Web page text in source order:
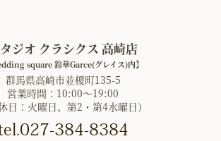
ジオ クラシクス 高崎店
square 鈴華Garce(グレイス)内】
群馬県高崎市並榎町135-5
営業時間：10:00〜19:00
休日：火曜日、第2・第4水曜日）
384-8384